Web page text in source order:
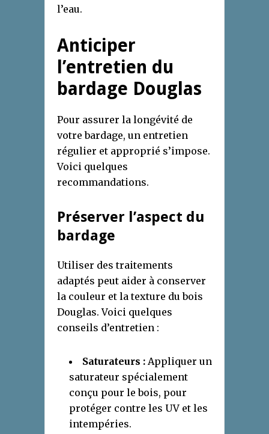
l’eau.
Anticiper
l’entretien du
bardage Douglas
Pour assurer la longévité de
votre bardage, un entretien
régulier et approprié s’impose.
Voici quelques
recommandations.
Préserver l’aspect du
bardage
Utiliser des traitements
adaptés peut aider à conserver
la couleur et la texture du bois
Douglas. Voici quelques
conseils d’entretien :
Saturateurs : Appliquer un
saturateur spécialement
conçu pour le bois, pour
protéger contre les UV et les
intempéries.